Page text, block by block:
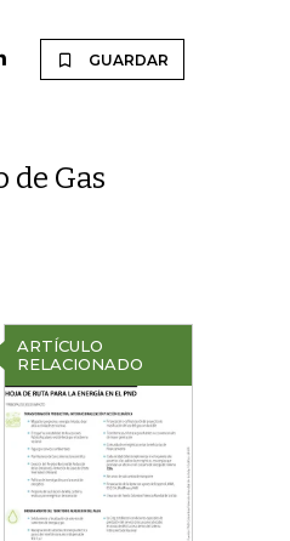
GUARDAR
Gas
ARTÍCULO
RELACIONADO